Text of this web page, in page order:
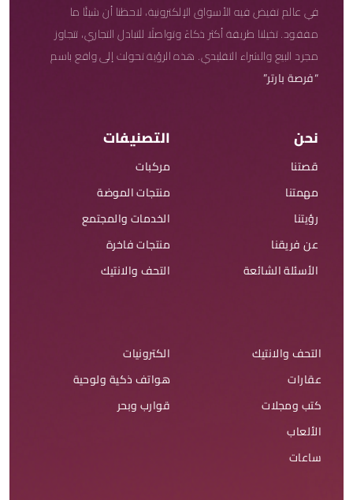
في عالم تفيض فيه الأسواق الإلكترونية، لاحظنا أن شيئًا ما
مفقود. تخيلنا طريقة أكثر ذكاءً وتواصلًا للتبادل التجاري، تتجاوز
مجرد البيع والشراء التقليدي. هذه الرؤية تحولت إلى واقع باسم
“فرصة بارتر”
نحن
قصتنا
مهمتنا
رؤيتنا
عن فريقنا
الأسئلة الشائعة
التصنيفات
مركبات
منتجات الموضة
الخدمات والمجتمع
منتجات فاخرة
التحف والانتيك
التحف والانتيك
عقارات
كتب ومجلات
الألعاب
ساعات
الكترونيات
هواتف ذكية ولوحية
قوارب وبحر